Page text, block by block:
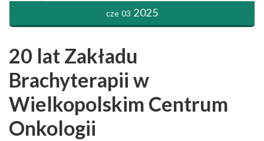
cze 03 2025
20 lat Zakładu
Brachyterapii w
Wielkopolskim Centrum
Onkologii